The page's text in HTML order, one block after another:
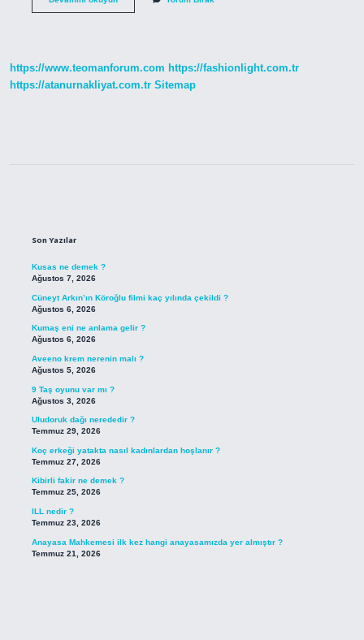
https://www.teomanforum.com https://fashionlight.com.tr
https://atanurnakliyat.com.tr Sitemap
Son Yazılar
Kusas ne demek ?
Ağustos 7, 2026
Cüneyt Arkın’ın Köroğlu filmi kaç yılında çekildi ?
Ağustos 6, 2026
Kumaş eni ne anlama gelir ?
Ağustos 6, 2026
Aveeno krem nerenin malı ?
Ağustos 5, 2026
9 Taş oyunu var mı ?
Ağustos 3, 2026
Uludoruk dağı nerededir ?
Temmuz 29, 2026
Koç erkeği yatakta nasıl kadınlardan hoşlanır ?
Temmuz 27, 2026
Kibirli fakir ne demek ?
Temmuz 25, 2026
ILL nedir ?
Temmuz 23, 2026
Anayasa Mahkemesi ilk kez hangi anayasamızda yer almıştır ?
Temmuz 21, 2026